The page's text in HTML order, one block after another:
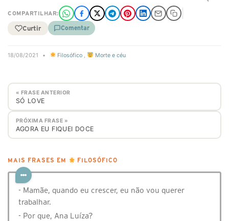
COMPARTILHAR:
Curtir Comentar
18/08/2021 • Filosófico , Morte e céu
« FRASE ANTERIOR
SÓ LOVE
PRÓXIMA FRASE »
AGORA EU FIQUEI DOCE
MAIS FRASES EM FILOSÓFICO
- Mamãe, quando eu crescer, eu não vou querer
trabalhar.
- Por que, Ana Luíza?